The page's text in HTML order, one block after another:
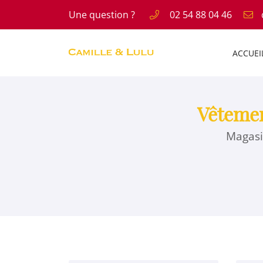
Une question ? 02 54 88 04 46
ACCUEIL
11 RUE DE L ABBE PAUL GRU
02 54 88 04 46